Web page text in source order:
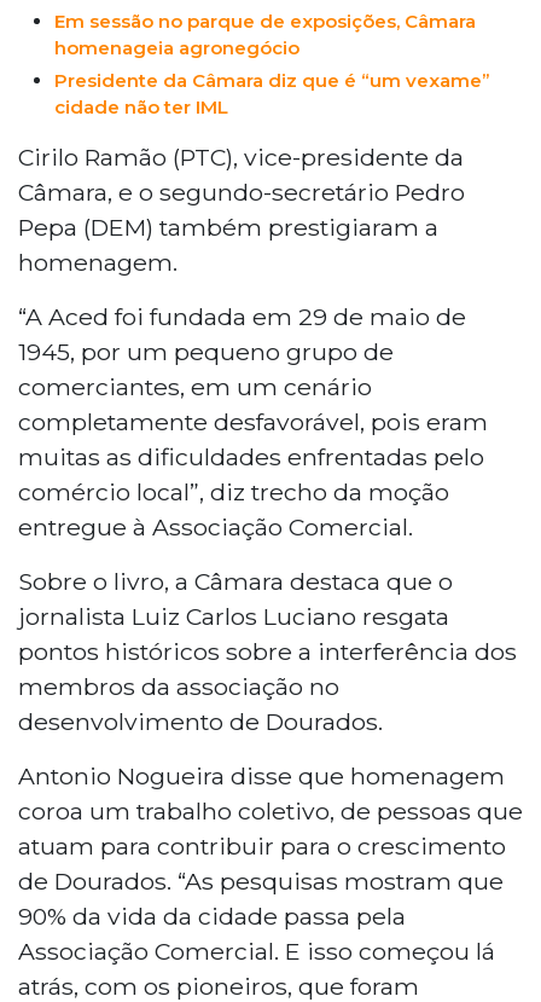
Em sessão no parque de exposições, Câmara
homenageia agronegócio
Presidente da Câmara diz que é “um vexame”
cidade não ter IML
Cirilo Ramão (PTC), vice-presidente da
Câmara, e o segundo-secretário Pedro
Pepa (DEM) também prestigiaram a
homenagem.
“A Aced foi fundada em 29 de maio de
1945, por um pequeno grupo de
comerciantes, em um cenário
completamente desfavorável, pois eram
muitas as dificuldades enfrentadas pelo
comércio local”, diz trecho da moção
entregue à Associação Comercial.
Sobre o livro, a Câmara destaca que o
jornalista Luiz Carlos Luciano resgata
pontos históricos sobre a interferência dos
membros da associação no
desenvolvimento de Dourados.
Antonio Nogueira disse que homenagem
coroa um trabalho coletivo, de pessoas que
atuam para contribuir para o crescimento
de Dourados. “As pesquisas mostram que
90% da vida da cidade passa pela
Associação Comercial. E isso começou lá
atrás, com os pioneiros, que foram